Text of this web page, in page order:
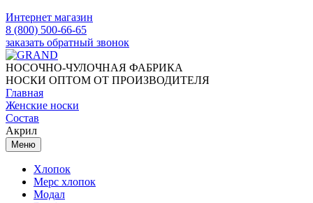
Интернет магазин
8 (800) 500-66-65
заказать обратный звонок
НОСОЧНО-ЧУЛОЧНАЯ ФАБРИКА
НОСКИ ОПТОМ ОТ ПРОИЗВОДИТЕЛЯ
Главная
Женские носки
Состав
Акрил
Меню
Хлопок
Мерс хлопок
Модал